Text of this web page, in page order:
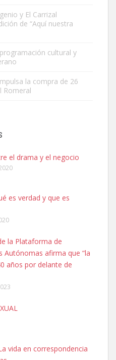
la calle hace menos de un mes,
cari...
Y LOPEZ
MICROCHIP PERDIDO HOY
ES MUY ASUSTADIZO
y El Carrizal
de “Aquí nuestra
cultural y
la compra de 26
Romeral
el drama y el negocio
es verdad y que es
la Plataforma de
Autónomas afirma que “la
años por delante de
vida en correspondencia